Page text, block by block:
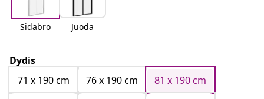
Sidabro Juoda
Dydis
71 x 190 cm
76 x 190 cm
81 x 190 cm